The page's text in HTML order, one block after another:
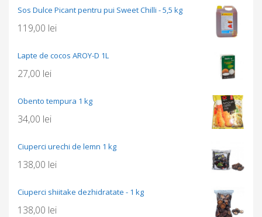
Sos Dulce Picant pentru pui Sweet Chilli - 5,5 kg
119,00 lei
Lapte de cocos AROY-D 1L
27,00 lei
Obento tempura 1 kg
34,00 lei
Ciuperci urechi de lemn 1 kg
138,00 lei
Ciuperci shiitake dezhidratate - 1 kg
138,00 lei